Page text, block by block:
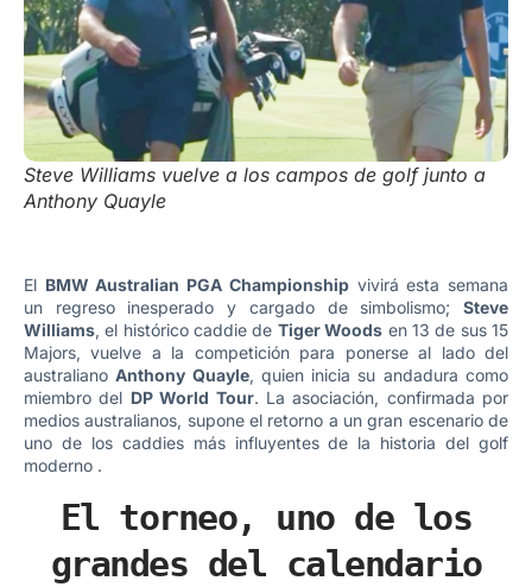
Steve Williams vuelve a los campos de golf junto a
Anthony Quayle
El BMW Australian PGA Championshipvivirá esta semana
un regreso inesperado y cargado de simbolismo; Steve
Williams, el histórico caddie de Tiger Woods en 13 de sus 15
Majors, vuelve a la competición para ponerse al lado del
australianoAnthony Quayle, quien inicia su andadura como
miembro del DP World Tour. La asociación, confirmada por
medios australianos, supone el retorno a un gran escenario de
uno de los caddies más influyentes de la historia del golf
moderno .
El torneo, uno de los
grandes del calendario